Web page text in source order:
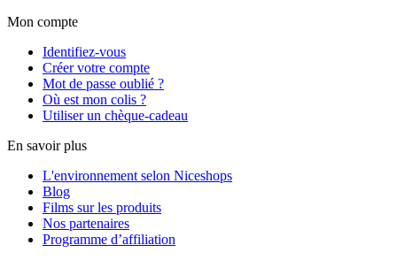
Mon compte
Identifiez-vous
Créer votre compte
Mot de passe oublié ?
Où est mon colis ?
Utiliser un chèque-cadeau
En savoir plus
L'environnement selon Niceshops
Blog
Films sur les produits
Nos partenaires
Programme d’affiliation